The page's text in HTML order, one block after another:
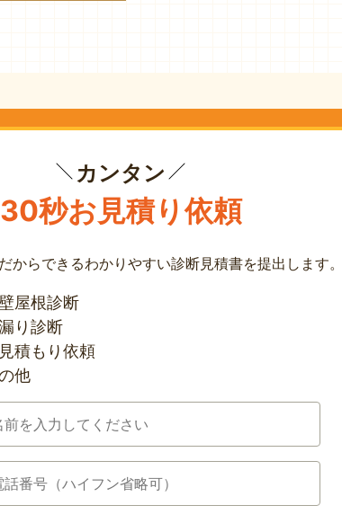
カンタン
30秒お見積り依頼
からできるわかりやすい診断見積書を提出します。
屋根診断
り診断
積もり依頼
他